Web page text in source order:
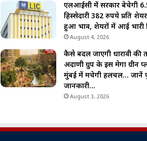
एलआईसी में सरकार बेचेगी
हिस्सेदारी 382 रुपये प्रति
हुआ भाव, शेयरों में आई भारी
August 4, 2026
कैसे बदल जाएगी धारावी की
अदाणी ग्रुप के इस मेगा ग्रीन
मुंबई में मचेगी हलचल… जानें
जानकारी…
August 3, 2026